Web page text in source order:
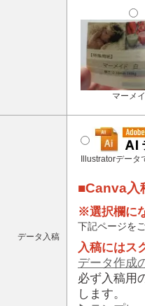
マーメ
データ入稿
Illustratorデータ
■Canva入
※選択欄に
下記ページを
入稿にはス
データ作成
必ず入稿用
します。